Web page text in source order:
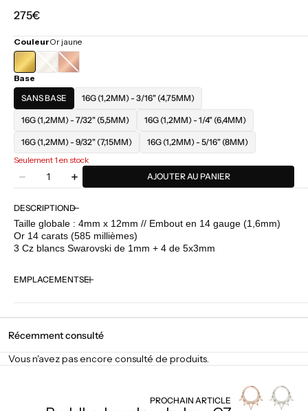
Prix
275€
CouleurOr jaune
OR
OR
Base
SANS BASE
16G (1,2MM) - 3/16" (4,75MM)
16G (1,2MM) - 7/32" (5,5MM) 16G (1,2MM) - 1/4" (6,4MM)
16G (1,2MM) - 9/32" (7,15MM)
16G (1,2MM) - 5/16" (8MM)
Seulement 1 en stock
Diminuer
quantité
pour
Junipurr
-
Quantité
Augmenter
quantité
pour
Junipurr
-
AJOUTER AU PANIER
DESCRIPTION
Taille globale : 4mm x 12mm // Embout en 14 gauge (1,6mm)
Or 14 carats (585 millièmes)
3 Cz blancs Swarovski de 1mm + 4 de 5x3mm
EMPLACEMENTS
Récemment consulté
Vous n'avez pas encore consulté de produits.
PROCHAIN ARTICLE